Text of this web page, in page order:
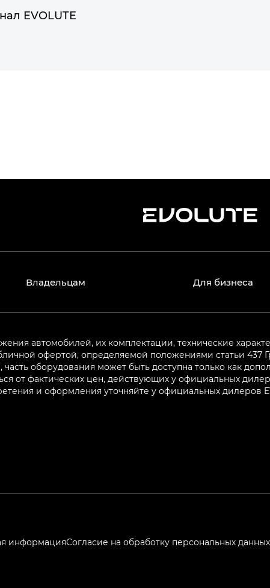
EVOLUTE
Владельцам Для бизнеса
автомобилей, их комплектации, технические
офертой, определяемой положениями статьи 437
оборудования может быть доступна только как
от фактических цен, действующих у официальных
и оформления уточняйте у официальных дилеров
информацияСогласие на обработку персональных данных